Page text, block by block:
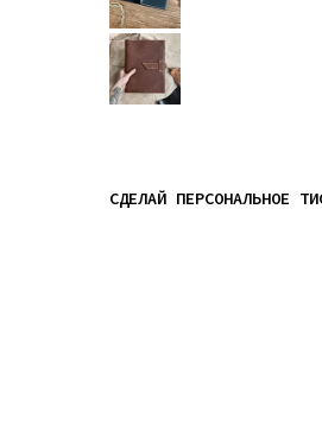
СДЕЛАЙ ПЕРСОНАЛЬНОЕ